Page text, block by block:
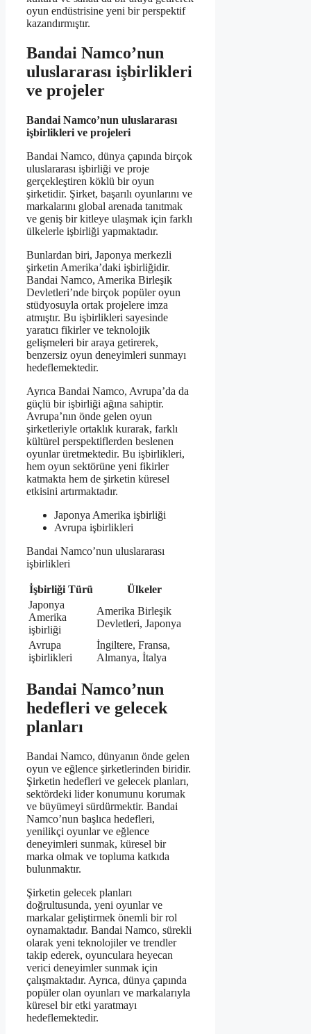
oyun endüstrisine yeni bir perspektif
kazandırmıştır.
Bandai Namco’nun
uluslararası işbirlikleri
ve projeler
Bandai Namco’nun uluslararası
işbirlikleri ve projeleri
Bandai Namco, dünya çapında birçok
uluslararası işbirliği ve proje
gerçekleştiren köklü bir oyun
şirketidir. Şirket, başarılı oyunlarını ve
markalarını global arenada tanıtmak
ve geniş bir kitleye ulaşmak için farklı
ülkelerle işbirliği yapmaktadır.
Bunlardan biri, Japonya merkezli
şirketin Amerika’daki işbirliğidir.
Bandai Namco, Amerika Birleşik
Devletleri’nde birçok popüler oyun
stüdyosuyla ortak projelere imza
atmıştır. Bu işbirlikleri sayesinde
yaratıcı fikirler ve teknolojik
gelişmeleri bir araya getirerek,
benzersiz oyun deneyimleri sunmayı
hedeflemektedir.
Ayrıca Bandai Namco, Avrupa’da da
güçlü bir işbirliği ağına sahiptir.
Avrupa’nın önde gelen oyun
şirketleriyle ortaklık kurarak, farklı
kültürel perspektiflerden beslenen
oyunlar üretmektedir. Bu işbirlikleri,
hem oyun sektörüne yeni fikirler
katmakta hem de şirketin küresel
etkisini artırmaktadır.
Japonya Amerika işbirliği
Avrupa işbirlikleri
Bandai Namco’nun uluslararası
işbirlikleri
İşbirliği Türü
Ülkeler
Japonya
Amerika
işbirliği
Amerika Birleşik
Devletleri, Japonya
Avrupa
işbirlikleri
İngiltere, Fransa,
Almanya, İtalya
Bandai Namco’nun
hedefleri ve gelecek
planları
Bandai Namco, dünyanın önde gelen
oyun ve eğlence şirketlerinden biridir.
Şirketin hedefleri ve gelecek planları,
sektördeki lider konumunu korumak
ve büyümeyi sürdürmektir. Bandai
Namco’nun başlıca hedefleri,
yenilikçi oyunlar ve eğlence
deneyimleri sunmak, küresel bir
marka olmak ve topluma katkıda
bulunmaktır.
Şirketin gelecek planları
doğrultusunda, yeni oyunlar ve
markalar geliştirmek önemli bir rol
oynamaktadır. Bandai Namco, sürekli
olarak yeni teknolojiler ve trendler
takip ederek, oyunculara heyecan
verici deneyimler sunmak için
çalışmaktadır. Ayrıca, dünya çapında
popüler olan oyunları ve markalarıyla
küresel bir etki yaratmayı
hedeflemektedir.